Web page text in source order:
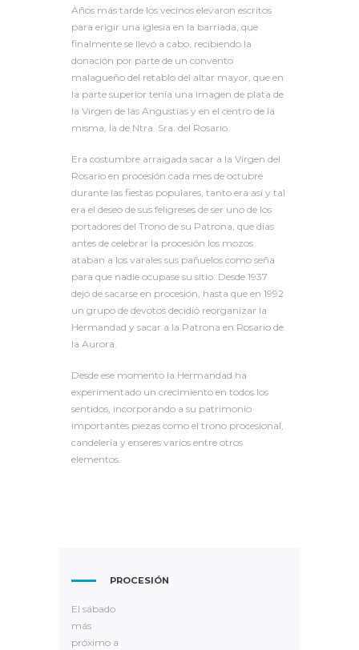
Años más tarde los vecinos elevaron escritos
para erigir una iglesia en la barriada, que
finalmente se llevó a cabo, recibiendo la
donación por parte de un convento
malagueño del retablo del altar mayor, que en
la parte superior tenía una imagen de plata de
la Virgen de las Angustias y en el centro de la
misma, la de Ntra. Sra. del Rosario.
Era costumbre arraigada sacar a la Virgen del
Rosario en procesión cada mes de octubre
durante las fiestas populares, tanto era así y tal
era el deseo de sus feligreses de ser uno de los
portadores del Trono de su Patrona, que días
antes de celebrar la procesión los mozos
ataban a los varales sus pañuelos como seña
para que nadie ocupase su sitio. Desde 1937
dejó de sacarse en procesión, hasta que en 1992
un grupo de devotos decidió reorganizar la
Hermandad y sacar a la Patrona en Rosario de
la Aurora.
Desde ese momento la Hermandad ha
experimentado un crecimiento en todos los
sentidos, incorporando a su patrimonio
importantes piezas como el trono procesional,
candelería y enseres varios entre otros
elementos.
PROCESIÓN
El sábado
más
próximo a